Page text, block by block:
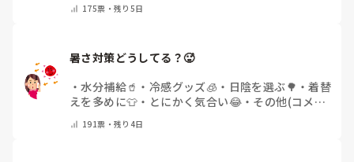
175票・残り5日
暑さ対策どうしてる？🥵
・水分補給🥤 ・ 冷感グッズ🧊 ・ 日陰を選ぶ🌳 ・着替
えを多めに👕 ・ とにかく気合い😂・ その他(コメン
191票・残り4日